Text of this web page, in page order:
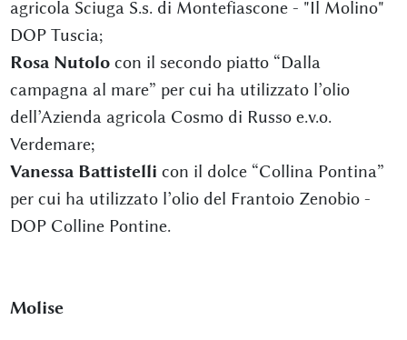
agricola Sciuga S.s. di Montefiascone - "Il Molino"
DOP Tuscia;
Rosa Nutolo con il secondo piatto “Dalla
campagna al mare” per cui ha utilizzato l’olio
dell’Azienda agricola Cosmo di Russo e.v.o.
Verdemare;
Vanessa Battistelli con il dolce “Collina Pontina”
per cui ha utilizzato l’olio del Frantoio Zenobio -
DOP Colline Pontine.
Molise